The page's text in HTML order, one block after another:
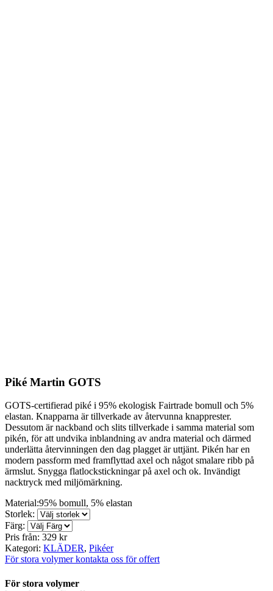
Piké Martin GOTS
GOTS-certifierad piké i 95% ekologisk Fairtrade bomull och 5%
elastan. Knapparna är tillverkade av återvunna knapprester.
Dessutom är nackband och slits tillverkade i samma material som
pikén, för att undvika inblandning av andra material och därmed
underlätta återvinningen den dag plagget är uttjänt. Pikén har en
modern passform med framflyttad axel och något smalare ribb på
ärmslut. Snygga flatlockstickningar på axel och ok. Invändigt
nacktryck med miljömärkning.
Material:95% bomull, 5% elastan
Storlek:
Färg:
Pris från: 329 kr
Kategori: KLÄDER, Pikéer
För stora volymer kontakta oss för offert
För stora volymer